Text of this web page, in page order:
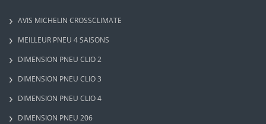
AVIS MICHELIN CROSSCLIMATE
MEILLEUR PNEU 4 SAISONS
DIMENSION PNEU CLIO 2
DIMENSION PNEU CLIO 3
DIMENSION PNEU CLIO 4
DIMENSION PNEU 206